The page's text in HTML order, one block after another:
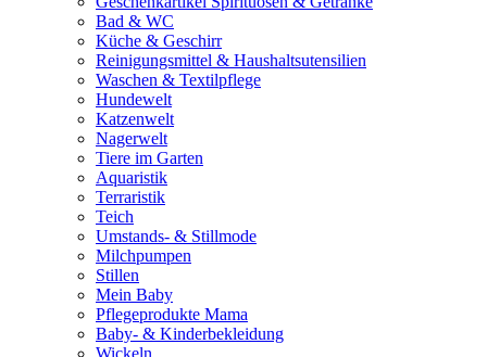
Bad & WC
Küche & Geschirr
Reinigungsmittel & Haushaltsutensilien
Waschen & Textilpflege
Hundewelt
Katzenwelt
Nagerwelt
Tiere im Garten
Aquaristik
Terraristik
Teich
Umstands- & Stillmode
Milchpumpen
Stillen
Mein Baby
Pflegeprodukte Mama
Baby- & Kinderbekleidung
Wickeln